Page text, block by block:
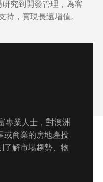
究到開發管理，為客
，實現長遠增值。
專業人士，對澳洲
或商業的房地產投
了解市場趨勢、物